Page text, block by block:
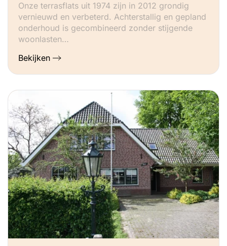
Onze terrasflats uit 1974 zijn in 2012 grondig
vernieuwd en verbeterd. Achterstallig en gepland
onderhoud is gecombineerd zonder stijgende
woonlasten…
Bekijken